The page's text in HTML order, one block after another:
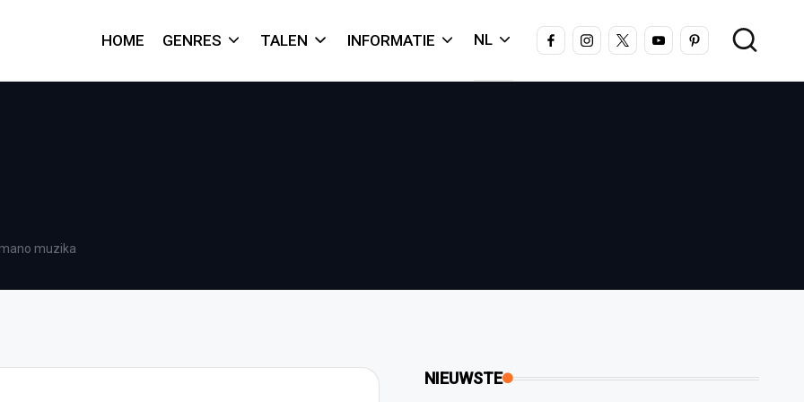
HOME GENRES TALEN INFORMATIE NL FACEBOOKINSTAGRAM
X YOUTUBEPINTEREST
muzika
NIEUWSTE